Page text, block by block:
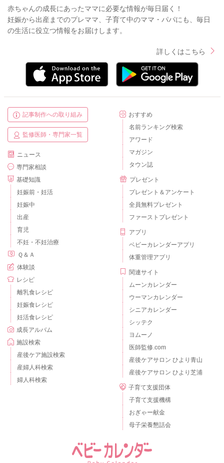
赤ちゃんの成長にあったママに必要な情報が毎日届く！
妊娠から出産までのプレママ、子育て中のママ・パパにも、毎日
の生活に役立つ情報をお届けします。
詳しくはこちら
記事制作への取り組み
監修医師・専門家一覧
ニュース
専門家相談
基礎知識
妊娠前・妊活
妊娠中
出産
育児
不妊・不妊治療
Ｑ＆Ａ
体験談
レシピ
離乳食レシピ
妊娠食レシピ
妊活食レシピ
成長アルバム
施設検索
産後ケア施設検索
産婦人科検索
婦人科検索
おすすめ
名前ランキング検索
アワード
マガジン
タウン誌
プレゼント
プレゼント＆アンケート
全員無料プレゼント
ファーストプレゼント
アプリ
ベビーカレンダーアプリ
体重管理アプリ
関連サイト
ムーンカレンダー
ウーマンカレンダー
シニアカレンダー
シッテク
ヨムーノ
医師監修.com
産後ケアサロン ひより青山
産後ケアサロン ひより芝浦
子育て支援団体
子育て支援機構
おぎゃー献金
母子栄養懇話会